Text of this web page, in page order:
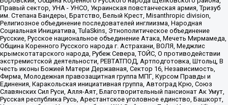
Правый сектор, УНА - УНСО, Украинская повстанческая армия, Тризуб
им. Степана Бандеры, Братство, Белый Крест, Misanthropic division,
Религиозное объединение последователей инглиизма, Народная
Социальная Инициатива, TulaSkins, Этнополитическое объединение
Русские, Русское национальное объединение Атака, Мечеть Мирмамеда,
Община Коренного Русского народа г. Астрахани, ВОЛЯ, Меджлис
крымскотатарского народа, Рубеж Севера, ТОЙС, О противодействии
экстремистской деятельности, РЕВТАТПОД, Артподготовка, Штольц, В
честь иконы Божией Матери Державная, Сектор 16, Независимость,
Фирма, Молодежная правозащитная группа МПГ, Курсом Правды и
Единения, Каракольская инициативная группа, Автоград Крю, Союз
Славянских Сил Руси, Алля-Аят, Благотворительный пансионат Ак Умут,
Русская республика Русь, Арестантское уголовное единство, Башкорт,